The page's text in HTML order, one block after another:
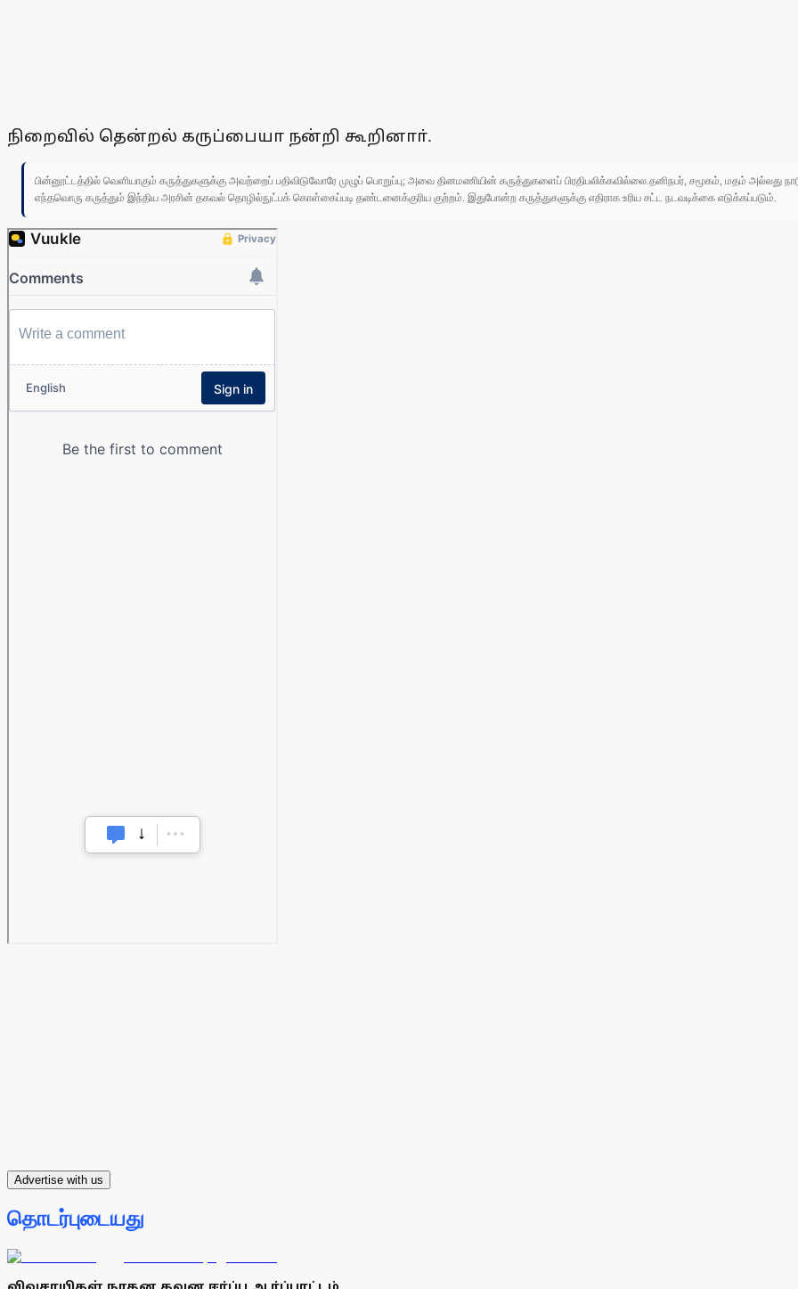
நிறைவில் தென்றல் கருப்பையா நன்றி கூறினாா்.
பின்னூட்டத்தில் வெளியாகும் கருத்துகளுக்கு அவற்றைப் பதிவிடுவோரே முழுப் பொறுப்பு; அவை தினமணியின் கருத்துகளைப் பிரதிபலிக்கவில்லை.தனிநபர், சமூகம், மதம் அல்லது
எந்தவொரு கருத்தும் இந்திய அரசின் தகவல் தொழில்நுட்பக் கொள்கைப்படி தண்டனைக்குரிய குற்றம். இதுபோன்ற கருத்துகளுக்கு எதிராக உரிய சட்ட நடவடிக்கை எடுக்கப்படும்.
Advertise with us
தொடர்புடையது